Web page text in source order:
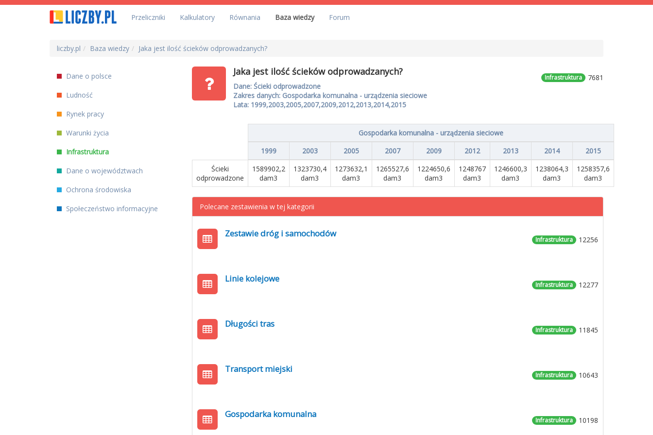
Przeliczniki Kalkulatory Równania Baza wiedzy Forum
liczby.pl Baza wiedzy Jaka jest ilość ścieków odprowadzanych?
Dane o polsce
Ludność
Rynek pracy
Warunki życia
Infrastruktura
Dane o województwach
Ochrona środowiska
Społeczeństwo informacyjne
7681
Infrastruktura
Jaka jest ilość ścieków odprowadzanych?
Dane: Ścieki odprowadzone
Zakres danych: Gospodarka komunalna - urządzenia sieciowe
Lata: 1999,2003,2005,2007,2009,2012,2013,2014,2015
Gospodarka komunalna - urządzenia sieciowe
1999
2003 2005 2007 2009 2012 2013 2014
2015
Ścieki
odprowadzone
1589902,2
dam3
1323730,4
dam3
1273632,1
dam3
1265527,6
dam3
1224650,6
dam3
1248767
dam3
1246600,3
dam3
1238064,3
dam3
1258357,6
dam3
Polecane zestawienia w tej kategorii
12256
Infrastruktura
Zestawie dróg i samochodów
12277
Infrastruktura
Linie kolejowe
11845
Infrastruktura
Długości tras
10643
Infrastruktura
Transport miejski
10198
Infrastruktura
Gospodarka komunalna